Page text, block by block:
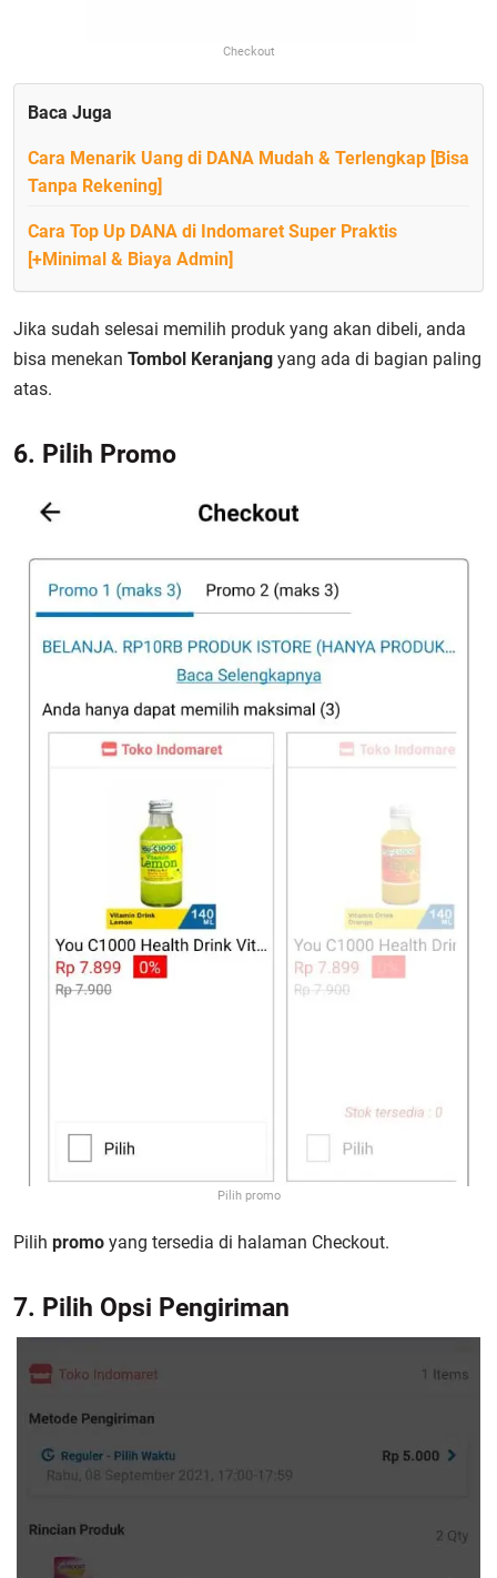
Checkout
Baca Juga
Cara Menarik Uang di DANA Mudah & Terlengkap [Bisa
Tanpa Rekening]
Cara Top Up DANA di Indomaret Super Praktis
[+Minimal & Biaya Admin]
Jika sudah selesai memilih produk yang akan dibeli, anda
bisa menekan Tombol Keranjang yang ada di bagian paling
atas.
6. Pilih Promo
Pilih promo
Pilih promo yang tersedia di halaman Checkout.
7. Pilih Opsi Pengiriman